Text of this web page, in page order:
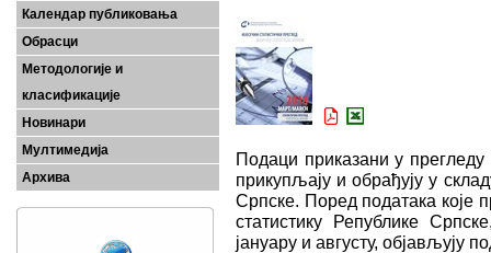
Календар публиковања
Обрасци
Методологије и
класификације
Новинари
Мултимедија
Архива
Подаци приказани у прегледу
прикупљају и обрађују у
Српске. Поред података које
статистику Републике
јануару и августу,